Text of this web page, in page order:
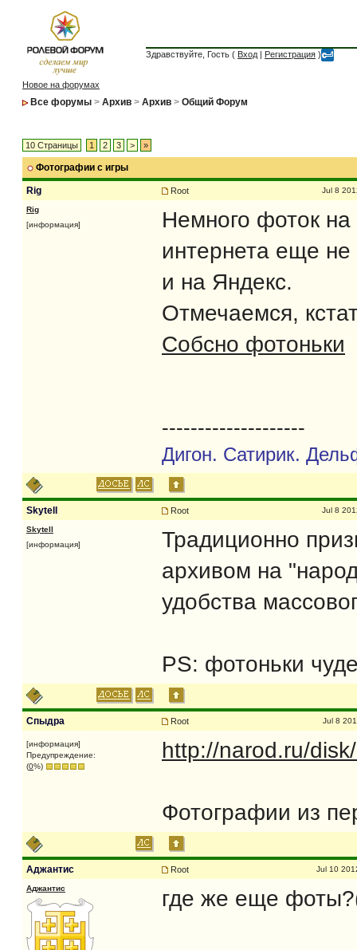
Здравствуйте, Гость ( Вход | Регистрация )
Новое на форумах
Все форумы > Архив > Архив > Общий Форум
10 Страницы 1 2 3 > »
Фотографии с игры
Rig Root Jul 8
Rig
[информация]
Немного фоток на
интернета еще
и на Яндекс.
Отмечаемся,
Собсно фотоньки
--------------------
Дигон. Сатирик.
Skytell Root Jul 8
Skytell
[информация]
Традиционно
архивом на
удобства
PS: фотоньки
Спыдра Root Jul 8
[информация]
Предупреждение:
(0%)
http://narod.ru/
Фотографии из
Аджантис Root Jul 10
Аджантис где же еще